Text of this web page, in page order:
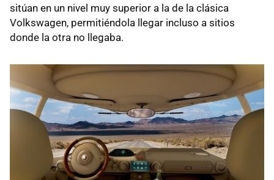
sitúan en un nivel muy superior a la de la clásica
Volkswagen, permitiéndola llegar incluso a sitios
donde la otra no llegaba.